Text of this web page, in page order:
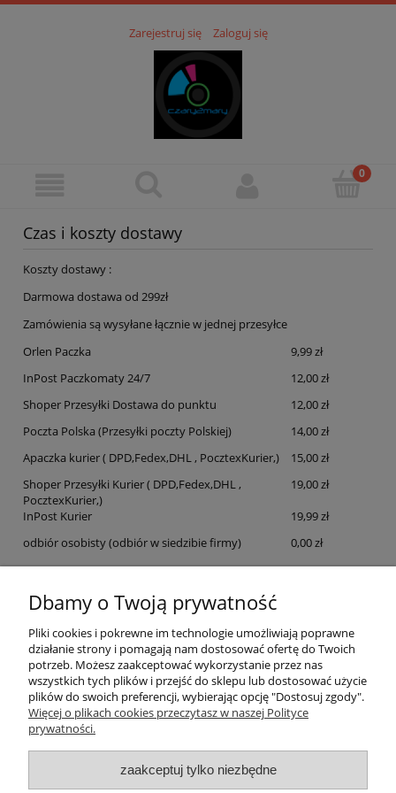
Zarejestruj się Zaloguj się
Czas i koszty dostawy
Koszty dostawy :
Darmowa dostawa od 299zł
Zamówienia są wysyłane łącznie w jednej przesyłce
Orlen Paczka
9,99 zł
InPost Paczkomaty 24/7
12,00 zł
Shoper Przesyłki Dostawa do punktu
12,00 zł
Poczta Polska (Przesyłki poczty Polskiej)
14,00 zł
Apaczka kurier ( DPD,Fedex,DHL , PocztexKurier,)
15,00 zł
Shoper Przesyłki Kurier ( DPD,Fedex,DHL ,
PocztexKurier,)
19,00 zł
InPost Kurier
19,99 zł
odbiór osobisty(odbiór w siedzibie firmy) 0,00 zł
Pomoc
Moje konto
Dbamy o Twoją prywatność
Pliki cookies i pokrewne im technologie umożliwiają poprawne
działanie strony i pomagają nam dostosować ofertę do Twoich
potrzeb. Możesz zaakceptować wykorzystanie przez nas
wszystkich tych plików i przejść do sklepu lub dostosować użycie
plików do swoich preferencji, wybierając opcję "Dostosuj zgody".
Więcej o plikach cookies przeczytasz w naszej Polityce
prywatności.
zaakceptuj tylko niezbędne